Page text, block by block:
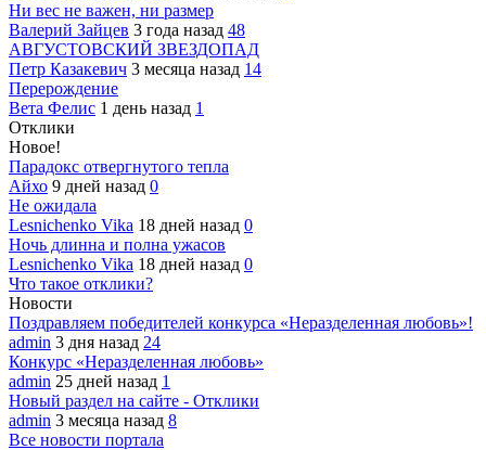
Ни вес не важен, ни размер
Валерий Зайцев 3 года назад 48
АВГУСТОВСКИЙ ЗВЕЗДОПАД
Петр Казакевич 3 месяца назад 14
Перерождение
Вета Фелис 1 день назад 1
Отклики
Новое!
Парадокс отвергнутого тепла
Айхо 9 дней назад 0
Не ожидала
Lesnichenko Vika 18 дней назад 0
Ночь длинна и полна ужасов
Lesnichenko Vika 18 дней назад 0
Что такое отклики?
Новости
Поздравляем победителей конкурса «Неразделенная любовь»!
admin 3 дня назад 24
Конкурс «Неразделенная любовь»
admin 25 дней назад 1
Новый раздел на сайте - Отклики
admin 3 месяца назад 8
Все новости портала